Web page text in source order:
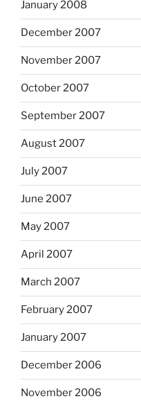
January 2008
December 2007
November 2007
October 2007
September 2007
August 2007
July 2007
June 2007
May 2007
April 2007
March 2007
February 2007
January 2007
December 2006
November 2006